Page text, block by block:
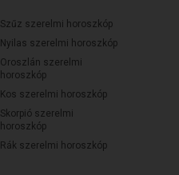
Szűz szerelmi horoszkóp
Nyilas szerelmi horoszkóp
Oroszlán szerelmi
horoszkóp
Kos szerelmi horoszkóp
Skorpió szerelmi
horoszkóp
Rák szerelmi horoszkóp